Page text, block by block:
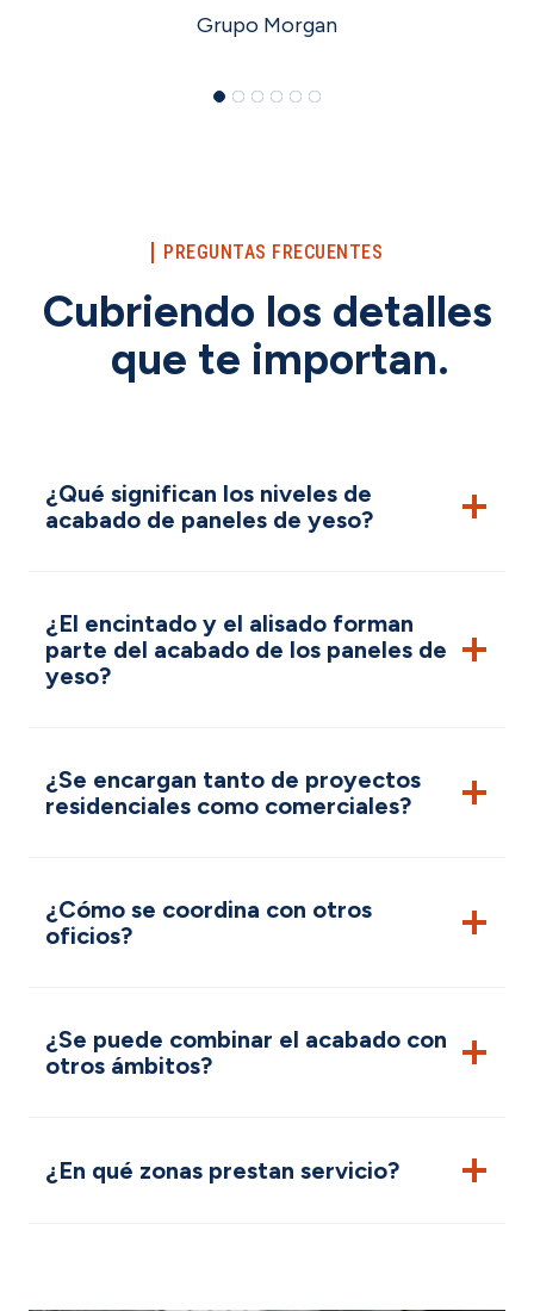
Grupo Morgan
PREGUNTAS FRECUENTES
Cubriendo los detalles
que te importan.
¿Qué significan los niveles de
acabado de paneles de yeso?
¿El encintado y el alisado forman
parte del acabado de los paneles de
yeso?
¿Se encargan tanto de proyectos
residenciales como comerciales?
¿Cómo se coordina con otros
oficios?
¿Se puede combinar el acabado con
otros ámbitos?
¿En qué zonas prestan servicio?